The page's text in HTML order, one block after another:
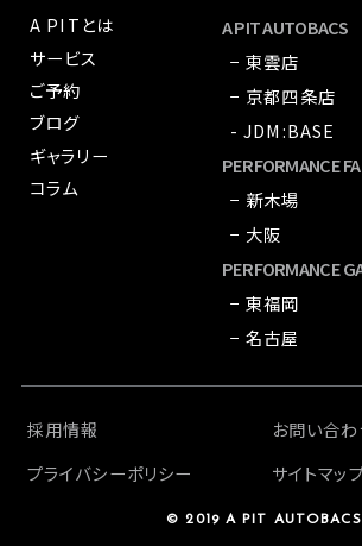
A PITとは
サービス
ご予約
ブログ
ギャラリー
コラム
A PIT AUTOBACS
− 東雲店
− 京都四条店
- JDM:BASE
PERFORMANCE
− 新木場
− 大阪
PERFORMANCE
− 東福岡
− 名古屋
採用情報
お問い合
プライバシーポリシー
サイトマッ
© 2019 A PIT